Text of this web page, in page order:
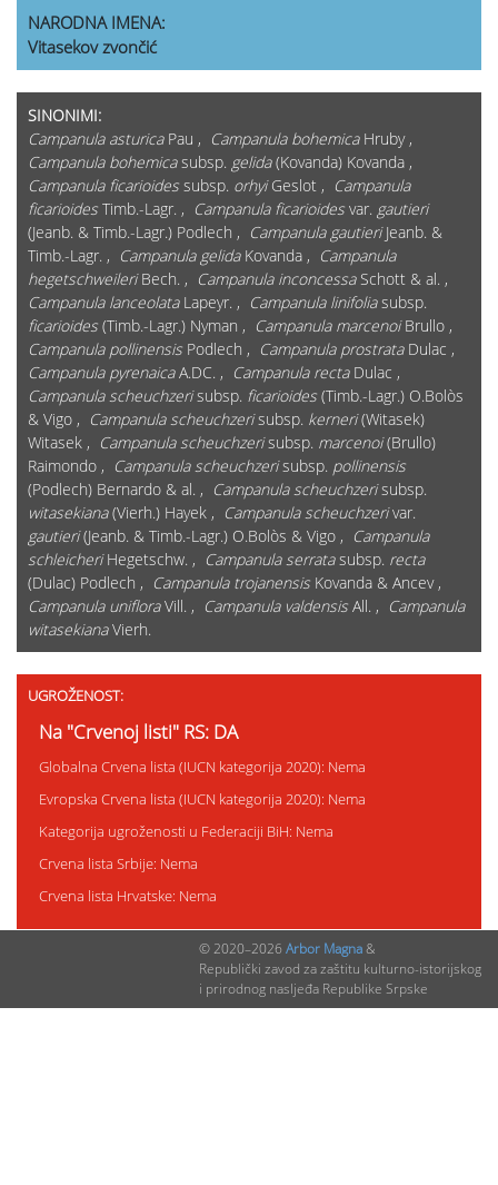
NARODNA IMENA:
Vitasekov zvončić
SINONIMI:
Campanula asturicaPau , Campanula bohemicaHruby ,
Campanula bohemicasubsp. gelida(Kovanda) Kovanda ,
Campanula ficarioides subsp. orhyiGeslot , Campanula
ficarioides Timb.-Lagr. , Campanula ficarioides var. gautieri
(Jeanb. & Timb.-Lagr.) Podlech , Campanula gautieriJeanb. &
Timb.-Lagr. , Campanula gelidaKovanda , Campanula
hegetschweileriBech. , Campanula inconcessaSchott & al. ,
Campanula lanceolataLapeyr. , Campanula linifoliasubsp.
ficarioides (Timb.-Lagr.) Nyman , Campanula marcenoiBrullo ,
Campanula pollinensis Podlech , Campanula prostrataDulac ,
Campanula pyrenaicaA.DC. , Campanula rectaDulac ,
Campanula scheuchzerisubsp. ficarioides (Timb.-Lagr.) O.Bolòs
& Vigo , Campanula scheuchzerisubsp. kerneri(Witasek)
Witasek , Campanula scheuchzerisubsp. marcenoi(Brullo)
Raimondo , Campanula scheuchzerisubsp. pollinensis
(Podlech) Bernardo & al. , Campanula scheuchzerisubsp.
witasekiana(Vierh.) Hayek , Campanula scheuchzerivar.
gautieri(Jeanb. & Timb.-Lagr.) O.Bolòs & Vigo , Campanula
schleicheriHegetschw. , Campanula serratasubsp. recta
(Dulac) Podlech , Campanula trojanensis Kovanda & Ancev ,
Campanula unifloraVill. , Campanula valdensis All. , Campanula
witasekianaVierh.
UGROŽENOST:
Na "Crvenoj listi" RS: DA
Globalna Crvena lista (IUCN kategorija 2020): Nema
Evropska Crvena lista (IUCN kategorija 2020): Nema
Kategorija ugroženosti u Federaciji BiH: Nema
Crvena lista Srbije: Nema
Crvena lista Hrvatske: Nema
Status zaštite u RS: Z
© 2020–2026 Arbor Magna&
Republički zavod za zaštitu kulturno-istorijskog
i prirodnog nasljeđa Republike Srpske